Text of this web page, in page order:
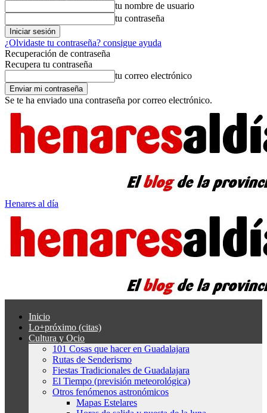
tu nombre de usuario
tu contraseña
¿Olvidaste tu contraseña? consigue ayuda
Recuperación de contraseña
Recupera tu contraseña
tu correo electrónico
Se te ha enviado una contraseña por correo electrónico.
Henares al día
Inicio
Lo+próximo (citas)
Cultura y Ocio
101 Cosas que hacer en Guadalajara
Rutas de Senderismo
Fiestas Tradicionales de Guadalajara
El Tiempo (previsión meteorológica)
Otros fenómenos astronómicos
Mapas Estelares